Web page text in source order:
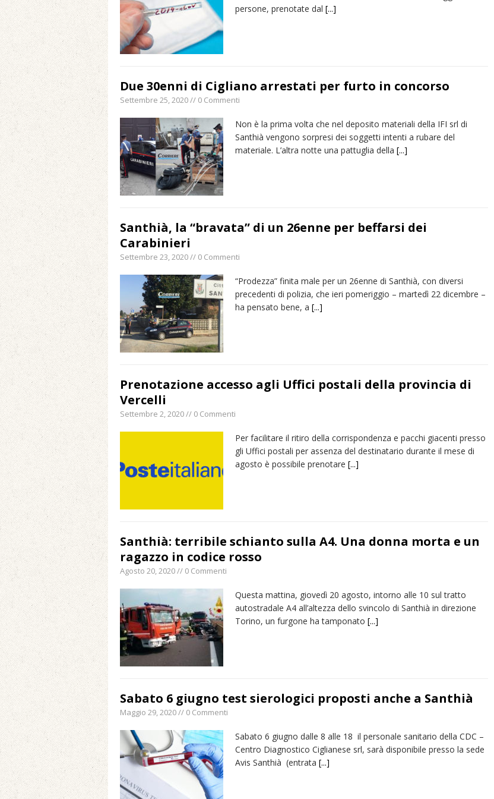
persone, prenotate dal [...]
Due 30enni di Cigliano arrestati per furto in concorso
Settembre 25, 2020 // 0 Commenti
Non è la prima volta che nel deposito materiali della IFI srl di
Santhià vengono sorpresi dei soggetti intenti a rubare del
materiale. L’altra notte una pattuglia della [...]
Santhià, la “bravata” di un 26enne per beffarsi dei
Carabinieri
Settembre 23, 2020 // 0 Commenti
“Prodezza” finita male per un 26enne di Santhià, con diversi
precedenti di polizia, che ieri pomeriggio – martedì 22 dicembre –
ha pensato bene, a [...]
Prenotazione accesso agli Uffici postali della provincia di
Vercelli
Settembre 2, 2020 // 0 Commenti
Per facilitare il ritiro della corrispondenza e pacchi giacenti presso
gli Uffici postali per assenza del destinatario durante il mese di
agosto è possibile prenotare [...]
Santhià: terribile schianto sulla A4. Una donna morta e un
ragazzo in codice rosso
Agosto 20, 2020 // 0 Commenti
Questa mattina, giovedì 20 agosto, intorno alle 10 sul tratto
autostradale A4 all’altezza dello svincolo di Santhià in direzione
Torino, un furgone ha tamponato [...]
Sabato 6 giugno test sierologici proposti anche a Santhià
Maggio 29, 2020 // 0 Commenti
Sabato 6 giugno dalle 8 alle 18 il personale sanitario della CDC –
Centro Diagnostico Ciglianese srl, sarà disponibile presso la sede
Avis Santhià (entrata [...]